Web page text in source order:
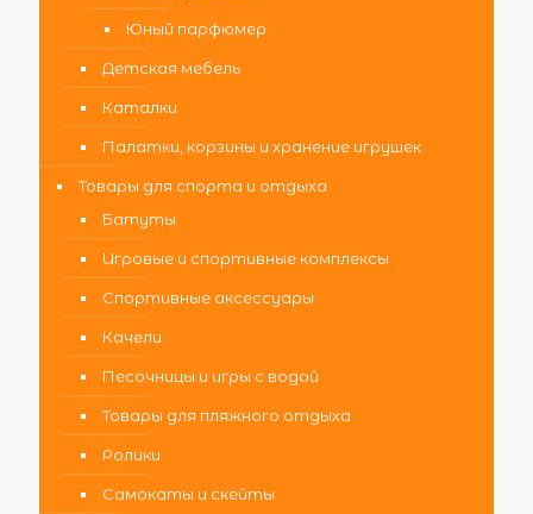
Юный парфюмер
Детская мебель
Каталки
Палатки, корзины и хранение игрушек
Товары для спорта и отдыха
Батуты
Игровые и спортивные комплексы
Спортивные аксессуары
Качели
Песочницы и игры с водой
Товары для пляжного отдыха
Ролики
Самокаты и скейты